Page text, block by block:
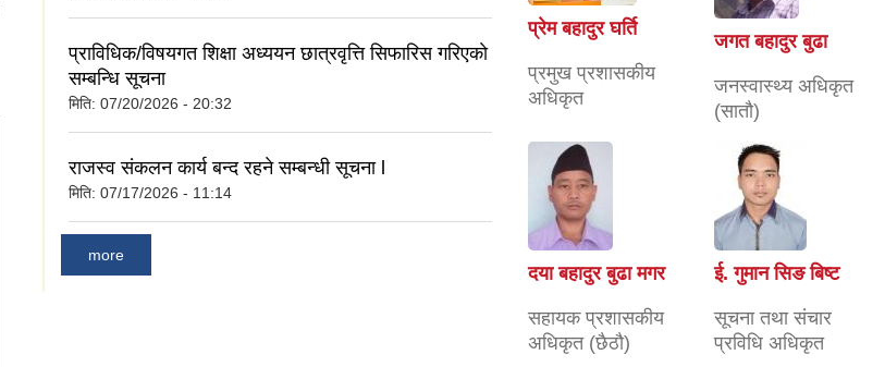
प्राविधिक/विषयगत शिक्षा अध्ययन छात्रवृत्ति सिफारिस गरिएकाे
सम्बन्धि सूचना
मिति: 07/20/2026 - 20:32
राजस्व संकलन कार्य बन्द रहने सम्बन्धी सूचना l
मिति: 07/17/2026 - 11:14
more
प्रेम बहादुर घर्ति
प्रमुख प्रशासकीय
अधिकृत
जगत बहादुर बुढा
जनस्वास्थ्य अधिकृत
(सातौ)
दया बहादुर बुढा मगर
सहायक प्रशासकीय
अधिकृत (छैठौ)
ई. गुमान सिङ बिष्ट
सूचना तथा संचार
प्रविधि अधिकृत